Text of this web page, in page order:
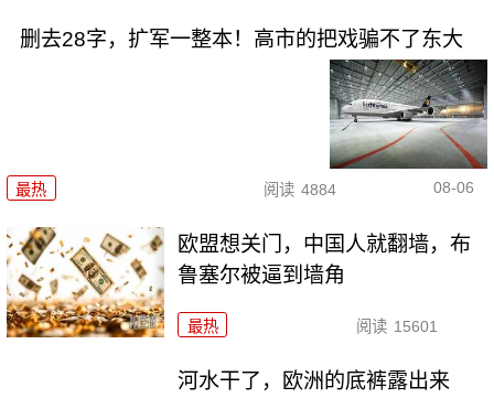
删去28字，扩军一整本！高市的把戏骗不了东大
最热 阅读 4884 08-06
欧盟想关门，中国人就翻墙，布
鲁塞尔被逼到墙角
最热 阅读 15601
河水干了，欧洲的底裤露出来